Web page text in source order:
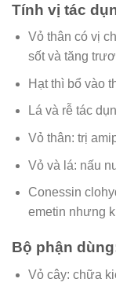
Tính vị tác
Vỏ thân có vị
sốt và tăng
Hạt thì bổ vào
Lá và rễ tác
Vỏ thân: trị
Vỏ và lá: nấu
Conessin
emetin nhưng
Bộ phận
Vỏ cây: chữa